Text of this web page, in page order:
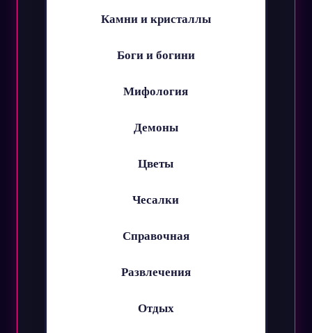
Камни и кристаллы
Боги и богини
Мифология
Демоны
Цветы
Чесалки
Справочная
Развлечения
Отдых